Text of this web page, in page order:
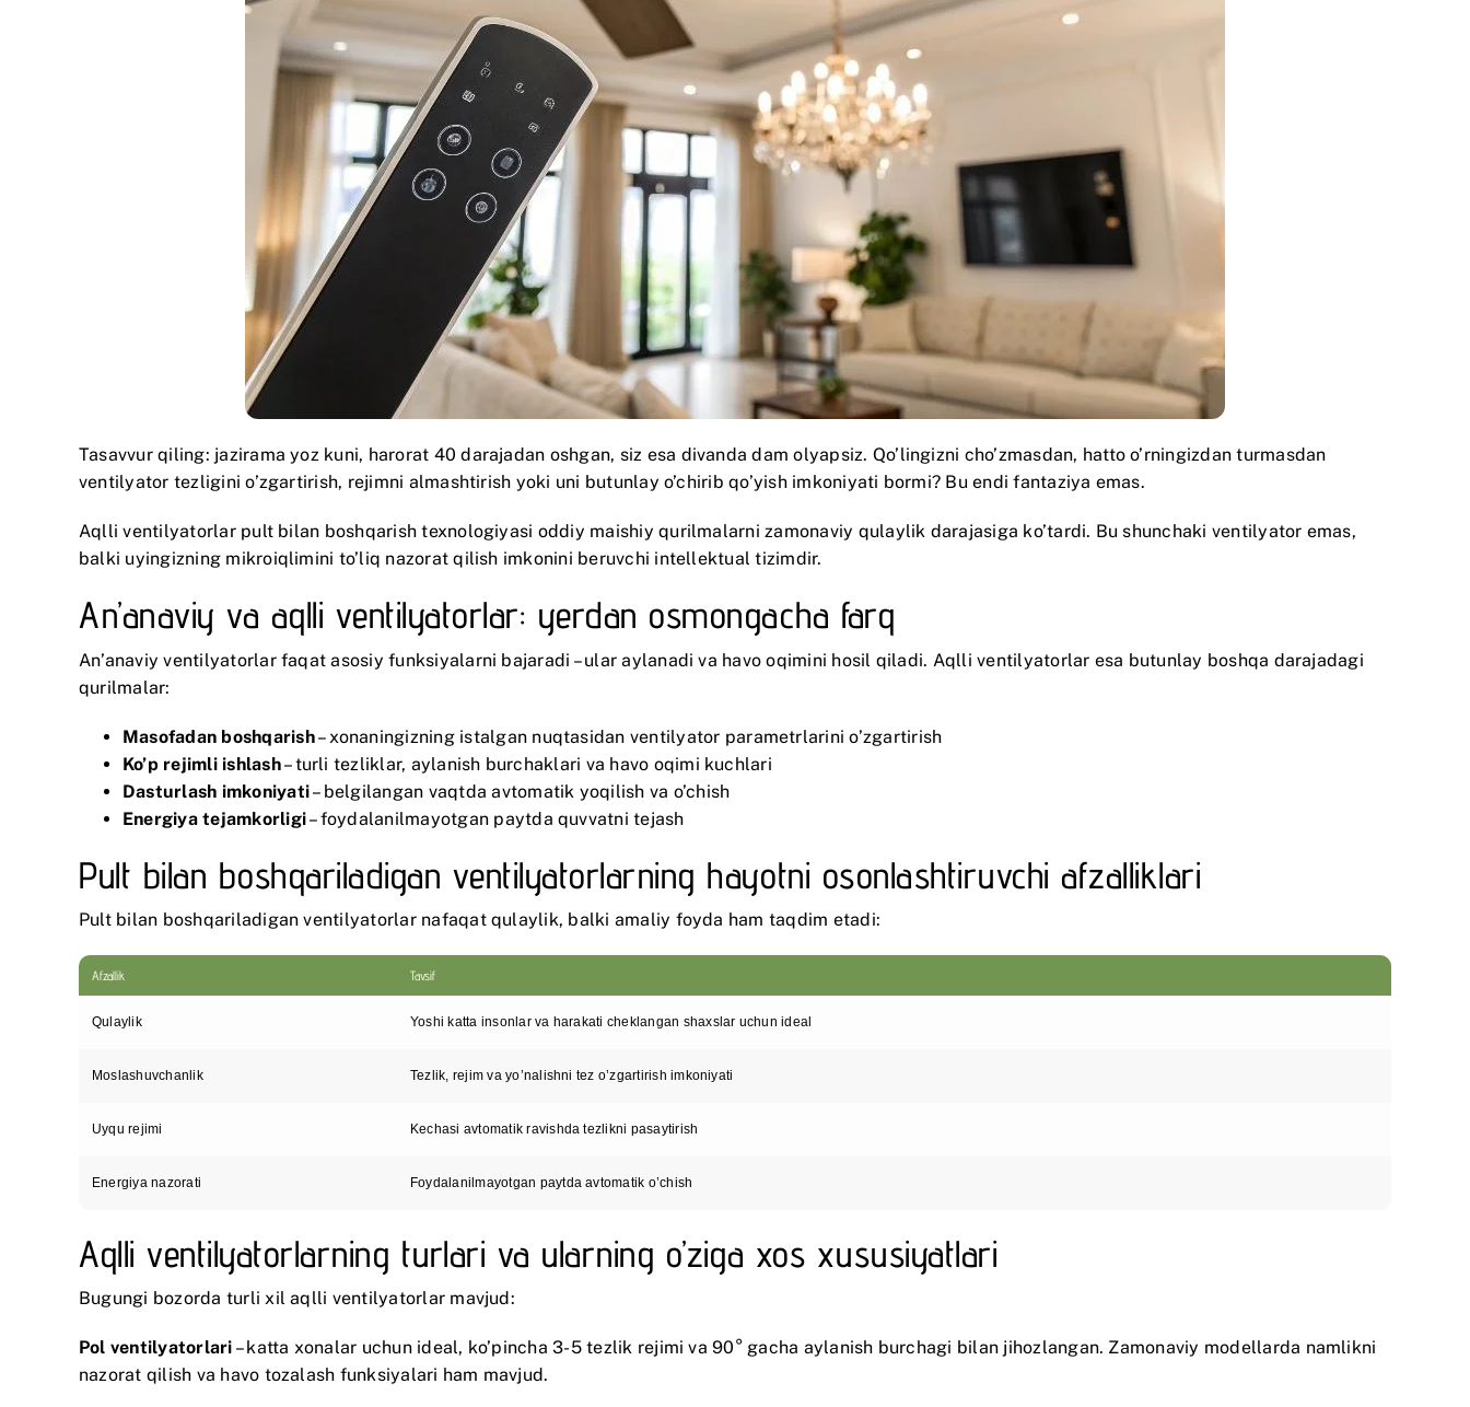
Tasavvur qiling: jazirama yoz kuni, harorat 40 darajadan oshgan, siz esa divanda dam olyapsiz. Qo’lingizni cho’zmasdan, hatto o’rningizdan turmasdan
ventilyator tezligini o’zgartirish, rejimni almashtirish yoki uni butunlay o’chirib qo’yish imkoniyati bormi? Bu endi fantaziya emas.
Aqlli ventilyatorlar pult bilan boshqarish texnologiyasi oddiy maishiy qurilmalarni zamonaviy qulaylik darajasiga ko’tardi. Bu shunchaki ventilyator emas,
balki uyingizning mikroiqlimini to’liq nazorat qilish imkonini beruvchi intellektual tizimdir.
An’anaviy va aqlli ventilyatorlar: yerdan osmongacha farq
An’anaviy ventilyatorlar faqat asosiy funksiyalarni bajaradi – ular aylanadi va havo oqimini hosil qiladi. Aqlli ventilyatorlar esa butunlay boshqa darajadagi
qurilmalar:
Masofadan boshqarish– xonaningizning istalgan nuqtasidan ventilyator parametrlarini o’zgartirish
Ko’p rejimli ishlash– turli tezliklar, aylanish burchaklari va havo oqimi kuchlari
Dasturlash imkoniyati– belgilangan vaqtda avtomatik yoqilish va o’chish
Energiya tejamkorligi– foydalanilmayotgan paytda quvvatni tejash
Pult bilan boshqariladigan ventilyatorlarning hayotni osonlashtiruvchi afzalliklari
Pult bilan boshqariladigan ventilyatorlar nafaqat qulaylik, balki amaliy foyda ham taqdim etadi:
Afzallik Tavsif
Qulaylik Yoshi katta insonlar va harakati cheklangan shaxslar uchun ideal
Moslashuvchanlik Tezlik, rejim va yo’nalishni tez o’zgartirish imkoniyati
Uyqu rejimi Kechasi avtomatik ravishda tezlikni pasaytirish
Energiya nazorati Foydalanilmayotgan paytda avtomatik o’chish
Aqlli ventilyatorlarning turlari va ularning o’ziga xos xususiyatlari
Bugungi bozorda turli xil aqlli ventilyatorlar mavjud:
Pol ventilyatorlari – katta xonalar uchun ideal, ko’pincha 3-5 tezlik rejimi va 90° gacha aylanish burchagi bilan jihozlangan. Zamonaviy modellarda namlikni
nazorat qilish va havo tozalash funksiyalari ham mavjud.